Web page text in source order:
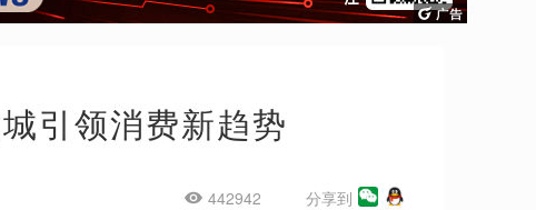
引领消费新趋势
442942 分享到